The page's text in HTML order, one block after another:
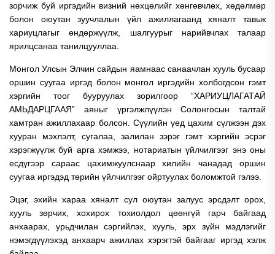
зорчиж буй иргэдийн визний нөхцөлийг хөнгөвчлөх, хөдөлмөр
болон оюутан зуучлалын үйл ажиллагаанд хяналт тавьж
хариуцлагыг өндөржүүлж, шалгуурыг нарийвчлах талаар
ярилцсанаа танилцууллаа.
Монгол Улсын Элчин сайдын яамнаас санаачлан хууль бусаар
оршин суугаа иргэд болон монгол иргэдийн холбогдсон гэмт
хэргийн тоог бууруулах зорилгоор “ХАРИУЦЛАГАТАЙ
АМЬДАРЦГААЯ” аяныг үргэлжлүүлэн Солонгосын талтай
хамтран ажиллахаар болсон. Сүүлийн үед цахим сүлжээн дэх
хууран мэхлэлт, сугалаа, залилан зэрэг гэмт хэргийн эсрэг
хэрэгжүүлж буй арга хэмжээ, нотариатын үйлчилгээг энэ оны
есдүгээр сараас цахимжуулснаар хилийн чанадад оршин
суугаа иргэдэд төрийн үйлчилгээг ойртуулах боломжтой гэлээ.
Эцэг, эхийн хараа хяналт сул оюутан залуус эрсдэлт орох,
хууль зөрчих, хохирох тохиолдол цөөнгүй гарч байгаад
анхаарах, урьдчилан сэргийлэх, хууль, эрх зүйн мэдлэгийг
нэмэгдүүлэхэд анхаарч ажиллах хэрэгтэй байгааг иргэд хэлж